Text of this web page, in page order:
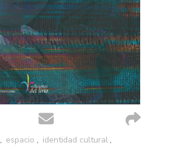
espacio
identidad cultural